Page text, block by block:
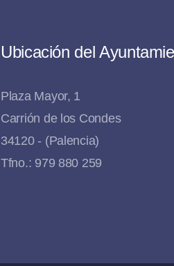
Ubicación del
Plaza Mayor, 1
Carrión de los Condes
34120 - (Palencia)
Tfno.: 979 880 259